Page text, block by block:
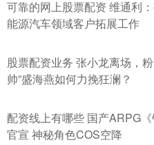
可靠的网上股票配资 维通利
能源汽车领域客户拓展工作
股票配资业务 张小龙离场，
帅”盛海燕如何力挽狂澜？
配资线上有哪些 国产ARPG
官宣 神秘角色COS空降